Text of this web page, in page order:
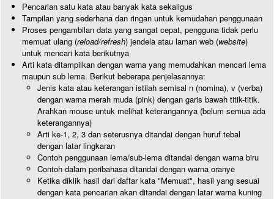
Pencarian satu kata atau banyak kata sekaligus
Tampilan yang sederhana dan ringan untuk kemudahan penggunaan
Proses pengambilan data yang sangat cepat, pengguna tidak perlu
memuat ulang (reload/refresh) jendela atau laman web (website)
untuk mencari kata berikutnya
Arti kata ditampilkan dengan warna yang memudahkan mencari lema
maupun sub lema. Berikut beberapa penjelasannya:
Jenis kata atau keterangan istilah semisal n (nomina), v (verba)
dengan warna merah muda (pink) dengan garis bawah titik-titik.
Arahkan mouse untuk melihat keterangannya (belum semua ada
keterangannya)
Arti ke-1, 2, 3 dan seterusnya ditandai dengan huruf tebal
dengan latar lingkaran
Contoh penggunaan lema/sub-lema ditandai dengan warna biru
Contoh dalam peribahasa ditandai dengan warna oranye
Ketika diklik hasil dari daftar kata "Memuat", hasil yang sesuai
dengan kata pencarian akan ditandai dengan latar warna kuning